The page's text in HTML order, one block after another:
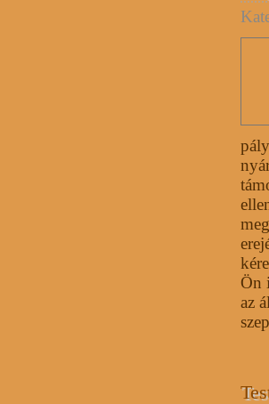
Ön
az